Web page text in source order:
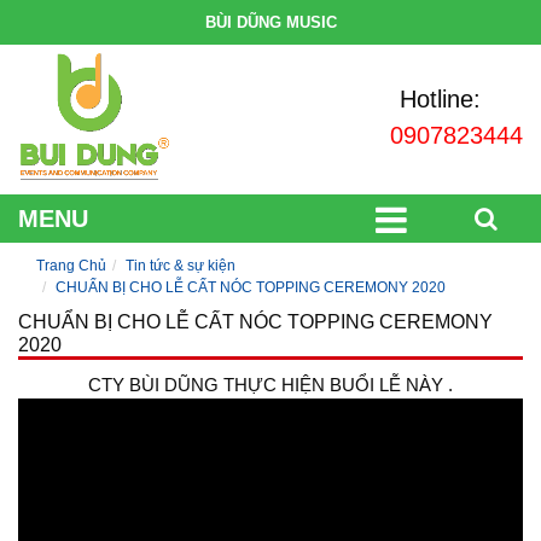
BÙI DŨNG MUSIC
Hotline:
0907823444
MENU
Trang Chủ
Tin tức & sự kiện
CHUẨN BỊ CHO LỄ CẤT NÓC TOPPING CEREMONY 2020
CHUẨN BỊ CHO LỄ CẤT NÓC TOPPING CEREMONY
2020
CTY BÙI DŨNG THỰC HIỆN BUỔI LỄ NÀY .